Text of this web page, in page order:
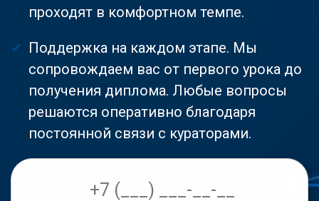
проходят в комфортном темпе.
Поддержка на каждом этапе. Мы
сопровождаем вас от первого урока до
получения диплома. Любые вопросы
решаются оперативно благодаря
постоянной связи с кураторами.